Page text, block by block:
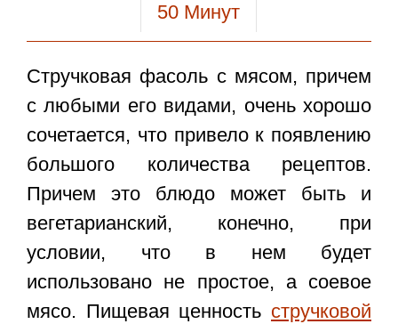
50 Минут
Стручковая фасоль с мясом, причем
с любыми его видами, очень хорошо
сочетается, что привело к появлению
большого количества рецептов.
Причем это блюдо может быть и
вегетарианский, конечно, при
условии, что в нем будет
использовано не простое, а соевое
мясо. Пищевая ценность стручковой